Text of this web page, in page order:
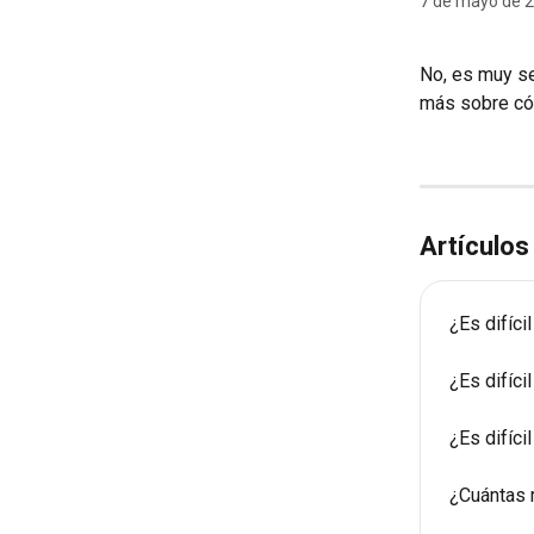
No, es muy
más sobre
Artículos
¿Es difícil
¿Es difícil
¿Es difícil